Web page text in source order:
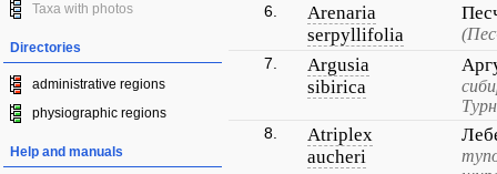
Taxa with photos
Directories
administrative regions
physiographic regions
Help and manuals
6.
Arenaria
serpyllifolia
7.
Argusia
sibirica
8.
Atriplex
aucheri